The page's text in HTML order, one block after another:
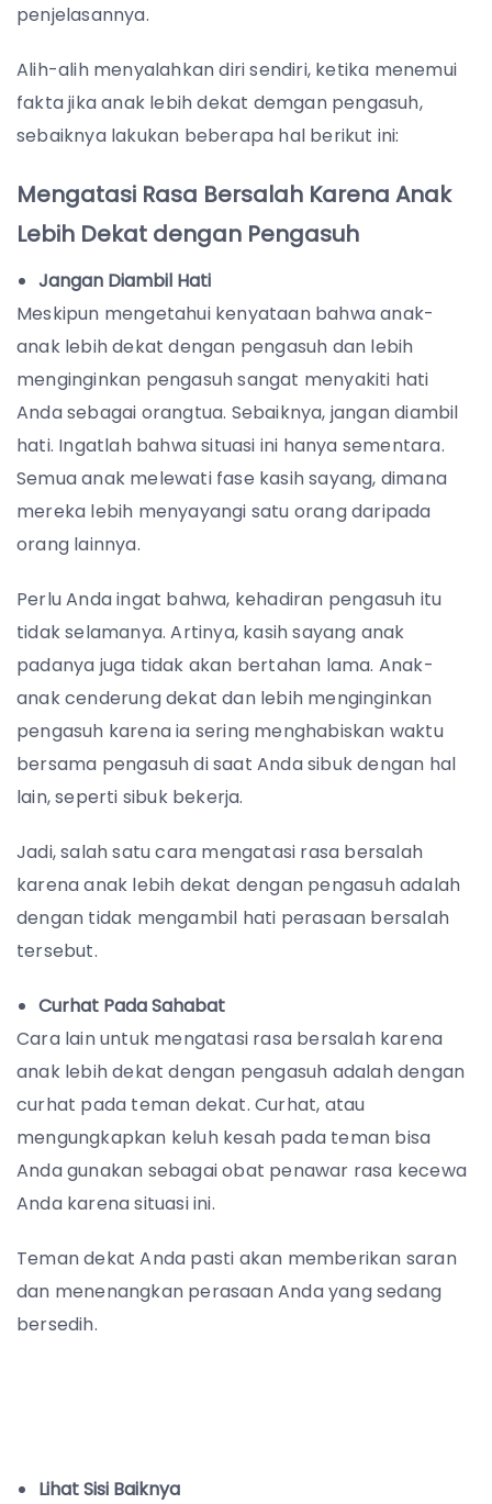
penjelasannya.
Alih-alih menyalahkan diri sendiri, ketika menemui
fakta jika anak lebih dekat demgan pengasuh,
sebaiknya lakukan beberapa hal berikut ini:
Mengatasi Rasa Bersalah Karena Anak
Lebih Dekat dengan Pengasuh
Jangan Diambil Hati
Meskipun mengetahui kenyataan bahwa anak-
anak lebih dekat dengan pengasuh dan lebih
menginginkan pengasuh sangat menyakiti hati
Anda sebagai orangtua. Sebaiknya, jangan diambil
hati. Ingatlah bahwa situasi ini hanya sementara.
Semua anak melewati fase kasih sayang, dimana
mereka lebih menyayangi satu orang daripada
orang lainnya.
Perlu Anda ingat bahwa, kehadiran pengasuh itu
tidak selamanya. Artinya, kasih sayang anak
padanya juga tidak akan bertahan lama. Anak-
anak cenderung dekat dan lebih menginginkan
pengasuh karena ia sering menghabiskan waktu
bersama pengasuh di saat Anda sibuk dengan hal
lain, seperti sibuk bekerja.
Jadi, salah satu cara mengatasi rasa bersalah
karena anak lebih dekat dengan pengasuh adalah
dengan tidak mengambil hati perasaan bersalah
tersebut.
Curhat Pada Sahabat
Cara lain untuk mengatasi rasa bersalah karena
anak lebih dekat dengan pengasuh adalah dengan
curhat pada teman dekat. Curhat, atau
mengungkapkan keluh kesah pada teman bisa
Anda gunakan sebagai obat penawar rasa kecewa
Anda karena situasi ini.
Teman dekat Anda pasti akan memberikan saran
dan menenangkan perasaan Anda yang sedang
bersedih.
Lihat Sisi Baiknya